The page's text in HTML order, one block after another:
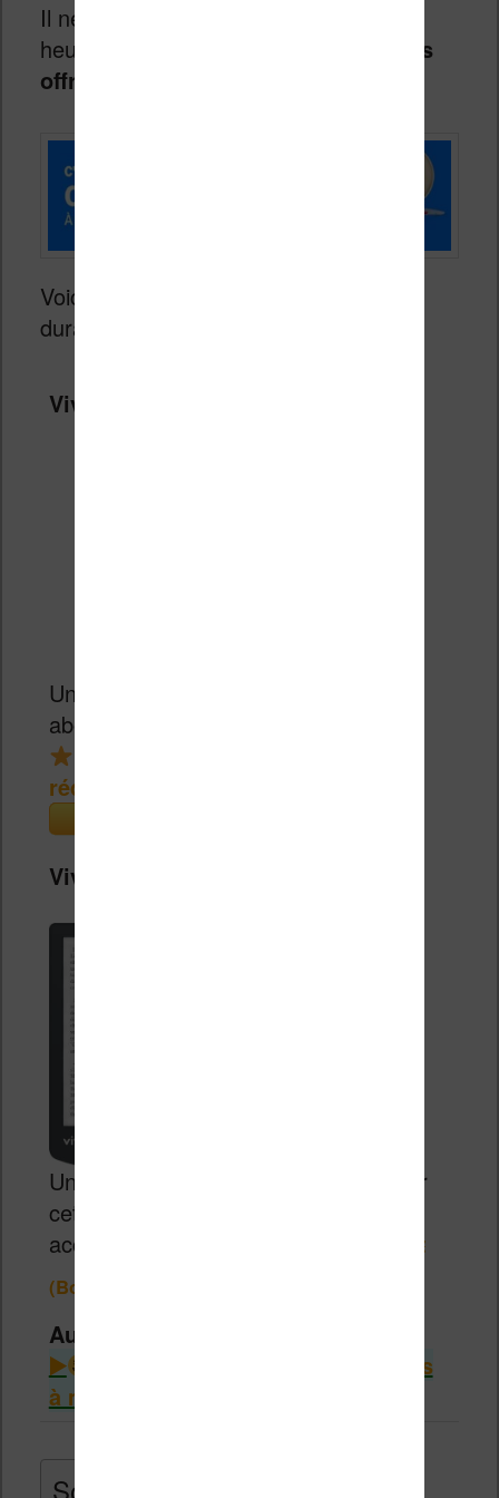
Il ne vous reste donc que quelques
heures pour
bénéficier des meilleures
offres Prime
Voici toutes les liseuses en réduction
durant cette période :
Vivlio Light HD Color + Housse
Un bon prix pour une liseuse couleur
abordable.
réduction de 15€
Vivlio Light Zen + Housse
Un excellent rapport qualité / prix pour
cette liseuse de 6 pouces très
accessible.
129,99€
(Boulanger)
Autres infos intéressantes
Consulter le guide des liseuses
à moins de 100€
Sommaire